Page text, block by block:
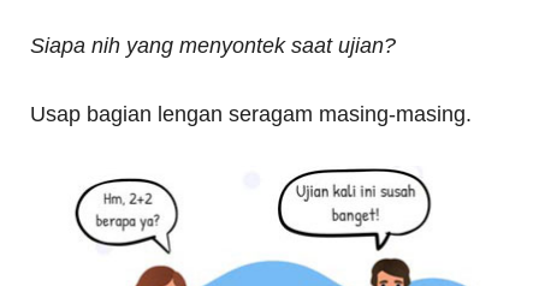
Siapa nih yang menyontek saat ujian?
Usap bagian lengan seragam masing-masing.